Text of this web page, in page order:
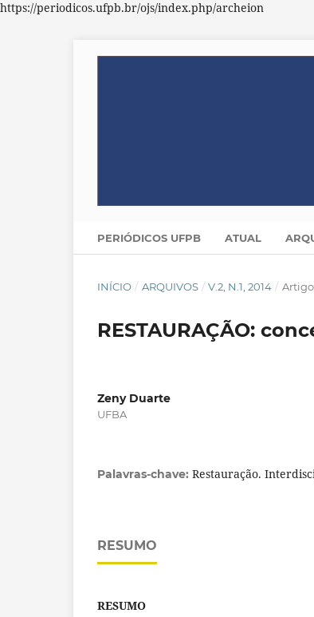
https://periodicos.ufpb.br/ojs/index.php/archeion
PERIÓDICOS UFPB ATUAL
INÍCIO / ARQUIVOS / V.2, N.1, 2014 /
RESTAURAÇÃO:
Zeny Duarte
UFBA
Palavras-chave: Restauração.
RESUMO
RESUMO